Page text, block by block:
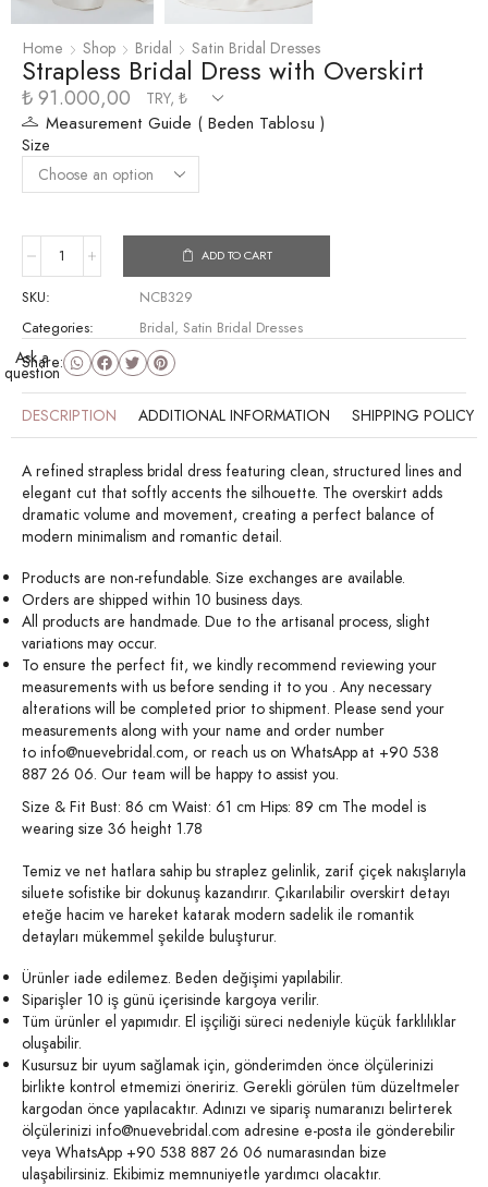
Home Shop Bridal Satin Bridal Dresses
Strapless Bridal Dress with Overskirt
₺91.000,00
Measurement Guide ( Beden Tablosu )
Size
ADD TO CART
SKU:
NCB329
Categories:
Bridal, Satin Bridal Dresses
Ask a
question
Share:
DESCRIPTION ADDITIONAL INFORMATION SHIPPING POLICY
A refined strapless bridal dress featuring clean, structured lines and
elegant cut that softly accents the silhouette. The overskirt adds
dramatic volume and movement, creating a perfect balance of
modern minimalism and romantic detail.
Products are non-refundable. Size exchanges are available.
Orders are shipped within 10 business days.
All products are handmade. Due to the artisanal process, slight
variations may occur.
To ensure the perfect fit, we kindly recommend reviewing your
measurements with us before sending it to you . Any necessary
alterations will be completed prior to shipment. Please send your
measurements along with your name and order number
to info@nuevebridal.com, or reach us on WhatsApp at +90 538
887 26 06. Our team will be happy to assist you.
Size & Fit Bust: 86 cm Waist: 61 cm Hips: 89 cm The model is
wearing size 36 height 1.78
Temiz ve net hatlara sahip bu straplez gelinlik, zarif çiçek nakışlarıyla
siluete sofistike bir dokunuş kazandırır. Çıkarılabilir overskirt detayı
eteğe hacim ve hareket katarak modern sadelik ile romantik
detayları mükemmel şekilde buluşturur.
Ürünler iade edilemez. Beden değişimi yapılabilir.
Siparişler 10 iş günü içerisinde kargoya verilir.
Tüm ürünler el yapımıdır. El işçiliği süreci nedeniyle küçük farklılıklar
oluşabilir.
Kusursuz bir uyum sağlamak için, gönderimden önce ölçülerinizi
birlikte kontrol etmemizi öneririz. Gerekli görülen tüm düzeltmeler
kargodan önce yapılacaktır. Adınızı ve sipariş numaranızı belirterek
ölçülerinizi info@nuevebridal.com adresine e-posta ile gönderebilir
veya WhatsApp +90 538 887 26 06 numarasından bize
ulaşabilirsiniz. Ekibimiz memnuniyetle yardımcı olacaktır.